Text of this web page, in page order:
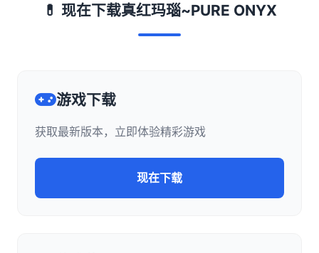
💊 现在下载真红玛瑙~PURE ONYX
游戏下载
获取最新版本，立即体验精彩游戏
现在下载